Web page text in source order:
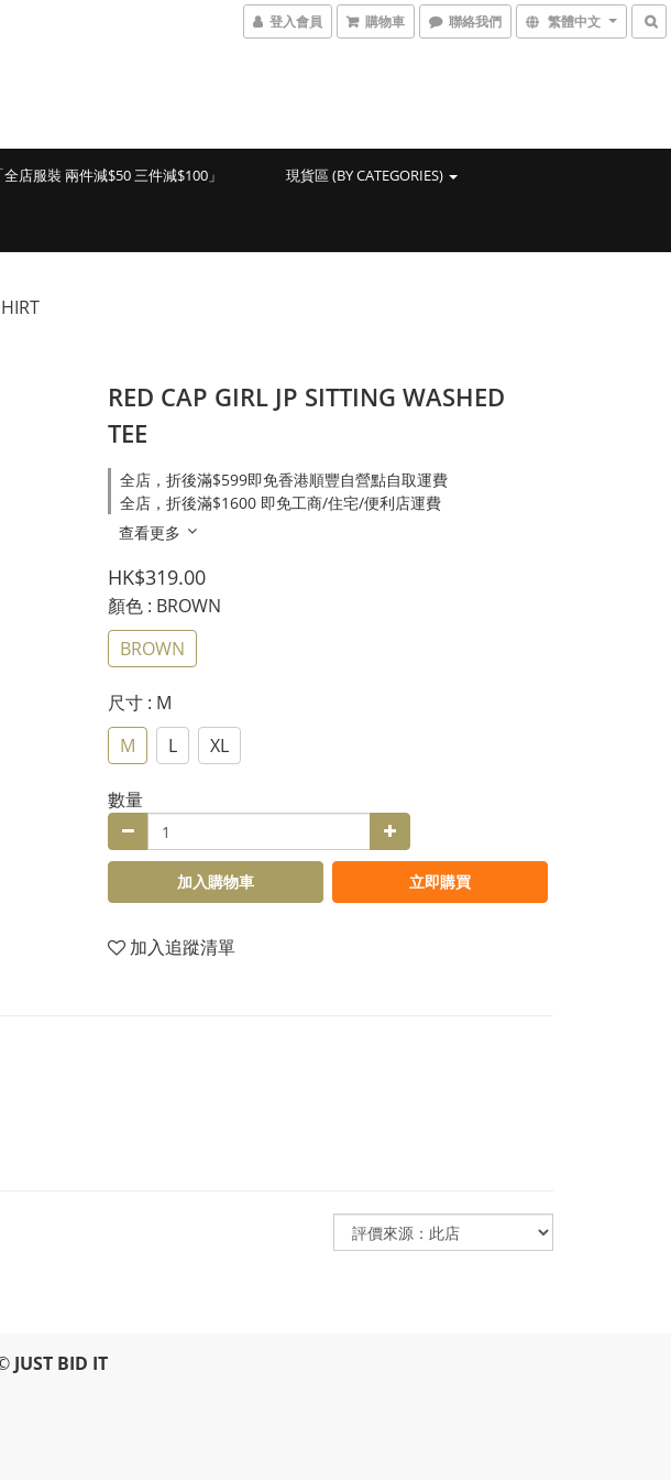
登入會員 購物車 聯絡我們 繁體中文
全店服裝 兩件減$50 三件減$100」 現貨區 (BY CATEGORIES)
RED CAP GIRL JP SITTING WASHED
TEE
全店，折後滿$599即免香港順豐自營點自取運費
全店，折後滿$1600 即免工商/住宅/便利店運費
查看更多
HK$319.00
顏色 : BROWN
BROWN
尺寸 : M
M
L XL
數量
加入購物車 立即購買
加入追蹤清單
JUST BID IT